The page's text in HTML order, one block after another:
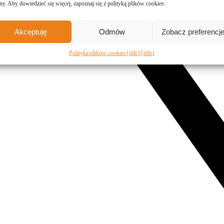
Aby dowiedzieć się więcej, zapoznaj się z polityką plików cookies.
Akceptuję Odmów Zobacz preferencje
Polityka plików cookies{title}{title}